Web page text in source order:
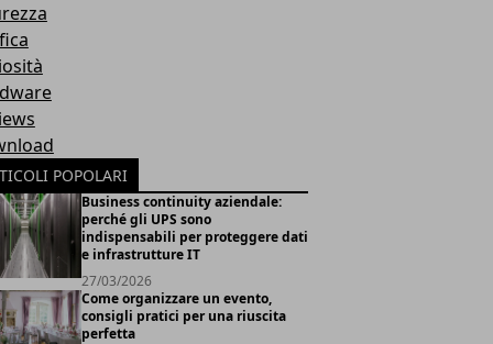
POPOLARI
Business continuity aziendale:
perché gli UPS sono
indispensabili per proteggere dati
e infrastrutture IT
27/03/2026
Come organizzare un evento,
consigli pratici per una riuscita
perfetta